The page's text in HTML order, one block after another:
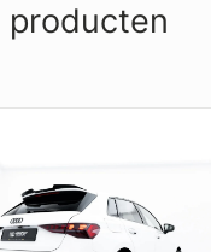
producten